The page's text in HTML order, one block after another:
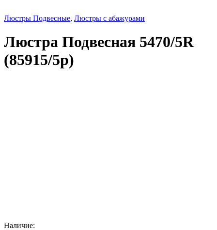
Люстры Подвесные, Люстры с абажурами
Люстра Подвесная 5470/5R
(85915/5p)
Наличие: